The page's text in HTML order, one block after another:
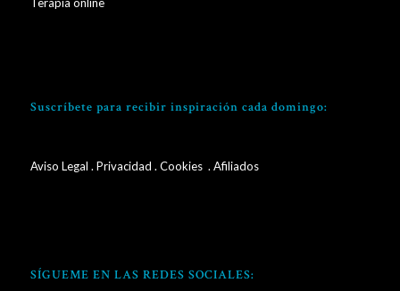
Suscríbete para recibir inspiración cada domingo:
Aviso Legal . Privacidad . Cookies. Afiliados
SÍGUEME EN LAS REDES SOCIALES: